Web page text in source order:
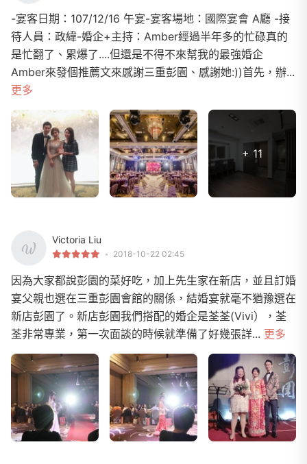
-宴客日期：107/12/16 午宴-宴客場地：國際宴會 A廳 -接
待人員：政緯-婚企+主持：Amber經過半年多的忙碌真的
是忙翻了、累爆了....但還是不得不來幫我的最強婚企
Amber來發個推薦文來感謝三重彭園、感謝她:))首先，辦...
更多
+ 11
Victoria Liu
2018-10-22 02:45
因為大家都說彭園的菜好吃，加上先生家在新店，並且訂婚
宴父親也選在三重彭園會館的關係，結婚宴就毫不猶豫選在
新店彭園了。新店彭園我們搭配的婚企是荃荃(Vivi），荃
荃非常專業，第一次面談的時候就準備了好幾張詳... 更多